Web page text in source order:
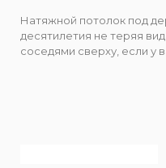
Натяжной потолок под
десятилетия не теряя
соседями сверху, если у